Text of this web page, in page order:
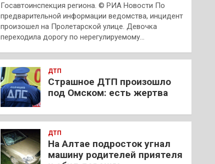
Госавтоинспекция региона. © РИА Новости По
предварительной информации ведомства, инцидент
произошел на Пролетарской улице. Девочка
переходила дорогу по нерегулируемому…
ДТП
Страшное ДТП произошло
под Омском: есть жертва
ДТП
На Алтае подросток угнал
машину родителей приятеля